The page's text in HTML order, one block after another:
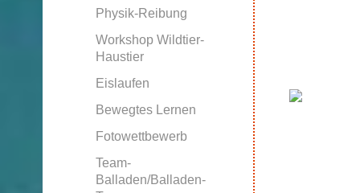
Physik-Reibung
Workshop Wildtier-
Haustier
Eislaufen
Bewegtes Lernen
Fotowettbewerb
Team-
Balladen/Balladen-